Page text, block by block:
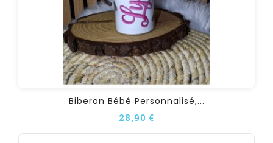
Biberon Bébé Personnalisé,...
28,90 €